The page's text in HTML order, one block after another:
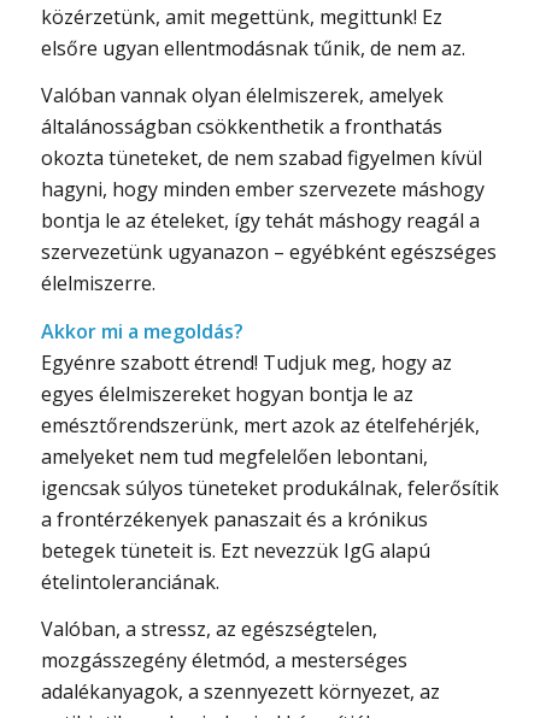
közérzetünk, amit megettünk, megittunk! Ez
elsőre ugyan ellentmodásnak tűnik, de nem az.
Valóban vannak olyan élelmiszerek, amelyek
általánosságban csökkenthetik a fronthatás
okozta tüneteket, de nem szabad figyelmen kívül
hagyni, hogy minden ember szervezete máshogy
bontja le az ételeket, így tehát máshogy reagál a
szervezetünk ugyanazon – egyébként egészséges
élelmiszerre.
Akkor mi a megoldás?
Egyénre szabott étrend! Tudjuk meg, hogy az
egyes élelmiszereket hogyan bontja le az
emésztőrendszerünk, mert azok az ételfehérjék,
amelyeket nem tud megfelelően lebontani,
igencsak súlyos tüneteket produkálnak, felerősítik
a frontérzékenyek panaszait és a krónikus
betegek tüneteit is. Ezt nevezzük IgG alapú
ételintoleranciának.
Valóban, a stressz, az egészségtelen,
mozgásszegény életmód, a mesterséges
adalékanyagok, a szennyezett környezet, az